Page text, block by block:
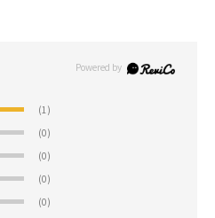
(1)
(0)
(0)
(0)
(0)